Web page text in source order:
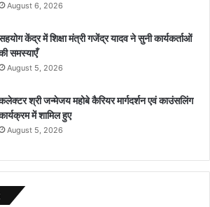
August 6, 2026
केंद्र में शिक्षा मंत्री गजेंद्र यादव ने सुनी कार्यकर्ताओं
समस्याएँ
August 5, 2026
श्री जन्मेजय महोबे कैरियर मार्गदर्शन एवं काउंसलिंग
में शामिल हुए
August 5, 2026